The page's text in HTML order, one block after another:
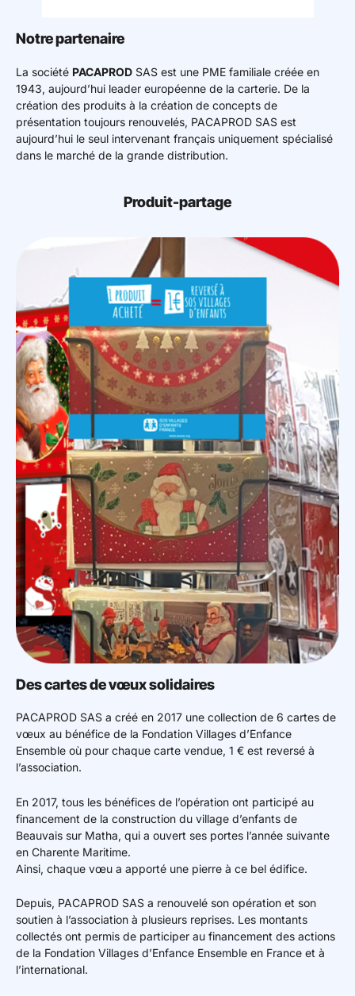
Notre partenaire
La société PACAPROD SAS est une PME familiale créée en
1943, aujourd’hui leader européenne de la carterie. De la
création des produits à la création de concepts de
présentation toujours renouvelés, PACAPROD SAS est
aujourd’hui le seul intervenant français uniquement spécialisé
dans le marché de la grande distribution.
Produit-partage
Des cartes de vœux solidaires
PACAPROD SAS a créé en 2017 une collection de 6 cartes de
vœux au bénéfice de la Fondation Villages d’Enfance
Ensemble où pour chaque carte vendue, 1 € est reversé à
l’association.
En 2017, tous les bénéfices de l’opération ont participé au
financement de la construction du village d’enfants de
Beauvais sur Matha, qui a ouvert ses portes l’année suivante
en Charente Maritime.
Ainsi, chaque vœu a apporté une pierre à ce bel édifice.
Depuis, PACAPROD SAS a renouvelé son opération et son
soutien à l’association à plusieurs reprises. Les montants
collectés ont permis de participer au financement des actions
de la Fondation Villages d’Enfance Ensemble en France et à
l’international.